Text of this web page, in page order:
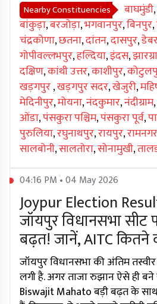
Nearby Constituencies बाघमुंडी,
बांकुड़ा,बरजोड़ा,भगवानपुर,बिनपुर,
चंद्रकोणा,छतना,दांतन,दासपुर,
गोपीवल्लभपुर,हल्दिया,इंदस,
दक्षिण,कांथी उत्तर,काशीपुर,
खड़गपुर,खड़गपुर सदर,खेजुरी,
मेदिनीपुर,मोयना,नंदकुमार,नंदीग्राम,
ओंडा,पंसकुरा पश्चिम,पंसकुरा पूर्व,
पुरुलिया,रघुनाथपुर,रायपुर,रामनगर
सालबोनी,सालतोरा,सोनामुखी,
04:16 PM • 04 May 2026
Joypur Election
जॉयपुर विधानसभा सीट
बढ़त! जानें, AITC कितने
जॉयपुर विधानसभा की अंतिम
लगी है. अगर ताजा रुझान ऐसे ही बने
Biswajit Mahato बड़ी बढ़त के